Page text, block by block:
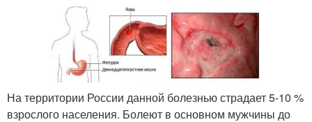
На территории России данной болезнью страдает 5-10 %
взрослого населения. Болеют в основном мужчины до